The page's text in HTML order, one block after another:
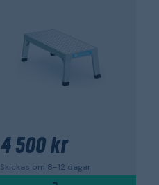
4 500 kr
Skickas om 8-12 dagar